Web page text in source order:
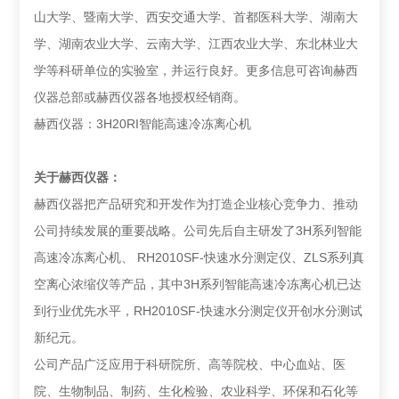
山大学、暨南大学、西安交通大学、首都医科大学、湖南大
学、湖南农业大学、云南大学、江西农业大学、东北林业大
学等科研单位的实验室，并运行良好。更多信息可咨询赫西
仪器总部或赫西仪器各地授权经销商。
赫西仪器：3H20RI智能高速冷冻离心机
关于赫西仪器 ：
赫西仪器把产品研究和开发作为打造企业核心竞争力、推动
公司持续发展的重要战略。公司先后自主研发了3H系列智能
高速冷冻离心机、 RH2010SF-快速水分测定仪、ZLS系列真
空离心浓缩仪等产品，其中3H系列智能高速冷冻离心机已达
到行业优先水平，RH2010SF-快速水分测定仪开创水分测试
新纪元。
公司产品广泛应用于科研院所、高等院校、中心血站、医
院、生物制品、制药、生化检验、农业科学、环保和石化等